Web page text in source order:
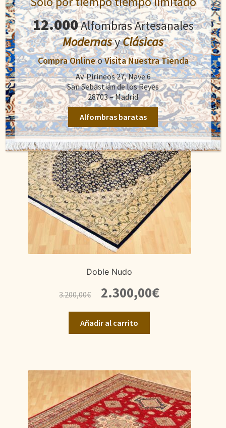
1.800,00€
El
precio
original
era:
1.800,00€.
1.210,00€El
precio
actual
es:
1.210,00€.
Añadir al carrito
Doble Nudo
3.200,00€
precio
original
era:
3.200,00€.
2.300,00€El
precio
Añadir al carrito
12.000Alfombras Artesanales
ModernasyClásicas
Compra OnlineoVisita Nuestra Tienda
Av. Pirineos 27, Nave 6
San Sebastián de los Reyes
28703 – Madrid
Alfombras baratas